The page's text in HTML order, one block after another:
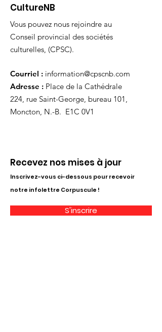
CultureNB
Vous pouvez nous rejoindre au
Conseil provincial des sociétés
culturelles, (CPSC).
Courriel : information@cpscnb.com
Adresse : Place de la Cathédrale
224, rue Saint-George, bureau 101,
Moncton, N.-B. E1C 0V1
Recevez nos mises à jour
Inscrivez-vous ci-dessous pour recevoir
notre infolettre Corpuscule !
S'inscrire